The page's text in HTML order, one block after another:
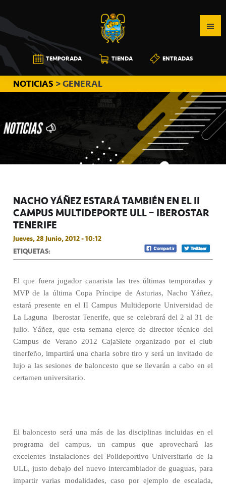
a
la
navegación
principal
al
contenido
principal
a
la
barra
lateral
principal
CB
CANARIAS
TEMPORADA TIENDA ENTRADAS
NOTICIAS > GENERAL
NACHO YÁÑEZ ESTARÁ TAMBIÉN EN EL II
CAMPUS MULTIDEPORTE ULL – IBEROSTAR
TENERIFE
Jueves, 28 Junio, 2012 - 10:12
ETIQUETAS:
El que fuera jugador canarista las tres últimas temporadas y
MVP de la última Copa Príncipe de Asturias, Nacho Yáñez,
estará presente en el II Campus Multideporte Universidad de
La Laguna  Iberostar Tenerife, que se celebrará del 2 al 31 de
julio. Yáñez, que esta semana ejerce de director técnico del
Campus de Verano 2012 CajaSiete organizado por el club
tinerfeño, impartirá una charla sobre tiro y será un invitado de
lujo a las sesiones de baloncesto que se llevarán a cabo en el
certamen universitario.
El baloncesto será una más de las disciplinas incluidas en el
programa del campus, un campus que aprovechará las
excelentes instalaciones del Polideportivo Universitario de la
ULL, justo debajo del nuevo intercambiador de guaguas, para
impartir varias modalidades, caso por ejemplo de escalada,